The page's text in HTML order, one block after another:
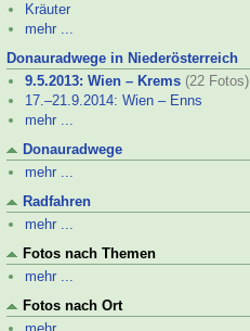
Kräuter
mehr ...
Donauradwege in Niederösterreich
9.5.2013: Wien – Krems (22 Fotos)
17.–21.9.2014: Wien – Enns
mehr ...
Donauradwege
mehr ...
Radfahren
mehr ...
Fotos nach Themen
mehr ...
Fotos nach Ort